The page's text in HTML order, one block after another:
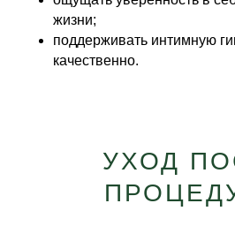
жизни;
поддерживать интимную
качественно.
УХОД